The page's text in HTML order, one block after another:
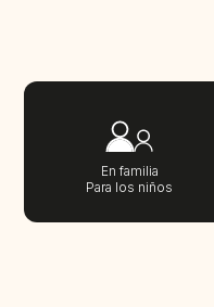
En familia
Para los niños